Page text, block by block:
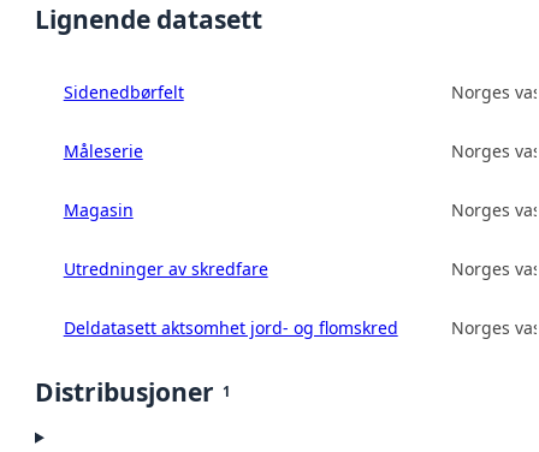
Lignende datasett
Sidenedbørfelt Norges
Måleserie Norges
Magasin Norges
Utredninger av skredfare Norges
Deldatasett aktsomhet jord- og flomskred Norges
Distribusjoner 1